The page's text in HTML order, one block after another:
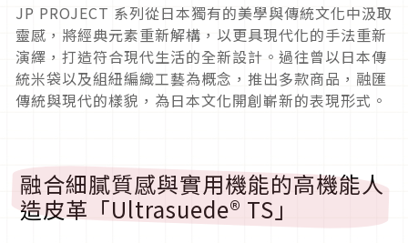
JP PROJECT 系列從日本獨有的美學與傳統文化中汲取
靈感，將經典元素重新解構，以更具現代化的手法重新
演繹，打造符合現代生活的全新設計。過往曾以日本傳
統米袋以及組紐編織工藝為概念，推出多款商品，融匯
傳統與現代的樣貌，為日本文化開創嶄新的表現形式。
融合細膩質感與實用機能的高機能人
造皮革「Ultrasuede® TS」